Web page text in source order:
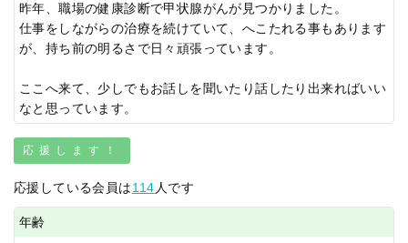
昨年、職場の健康診断で甲状腺がんが見つかりました。
仕事をしながらの治療を続けていて、へこたれる事もあります
が、持ち前の明るさで日々頑張っています。
ここへ来て、少しでもお話しを聞いたり話したり出来ればいい
なと思っています。
応援します！
応援している会員は114 人です
年齢